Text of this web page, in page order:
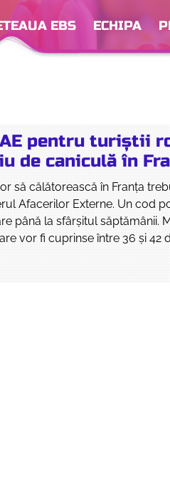
EBS ECHIPA
pentru turiștii
de caniculă în
să călătorească în Franța
Afacerilor Externe. Un cod
până la sfârșitul săptămânii.
vor fi cuprinse între 36 și 42